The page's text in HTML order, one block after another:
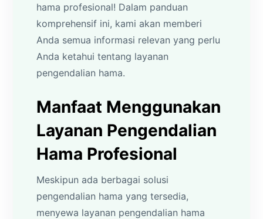
hama profesional! Dalam panduan
komprehensif ini, kami akan memberi
Anda semua informasi relevan yang perlu
Anda ketahui tentang layanan
pengendalian hama.
Manfaat Menggunakan
Layanan Pengendalian
Hama Profesional
Meskipun ada berbagai solusi
pengendalian hama yang tersedia,
menyewa layanan pengendalian hama